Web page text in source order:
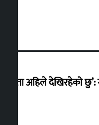
अहिले देखिरहेको छु’: